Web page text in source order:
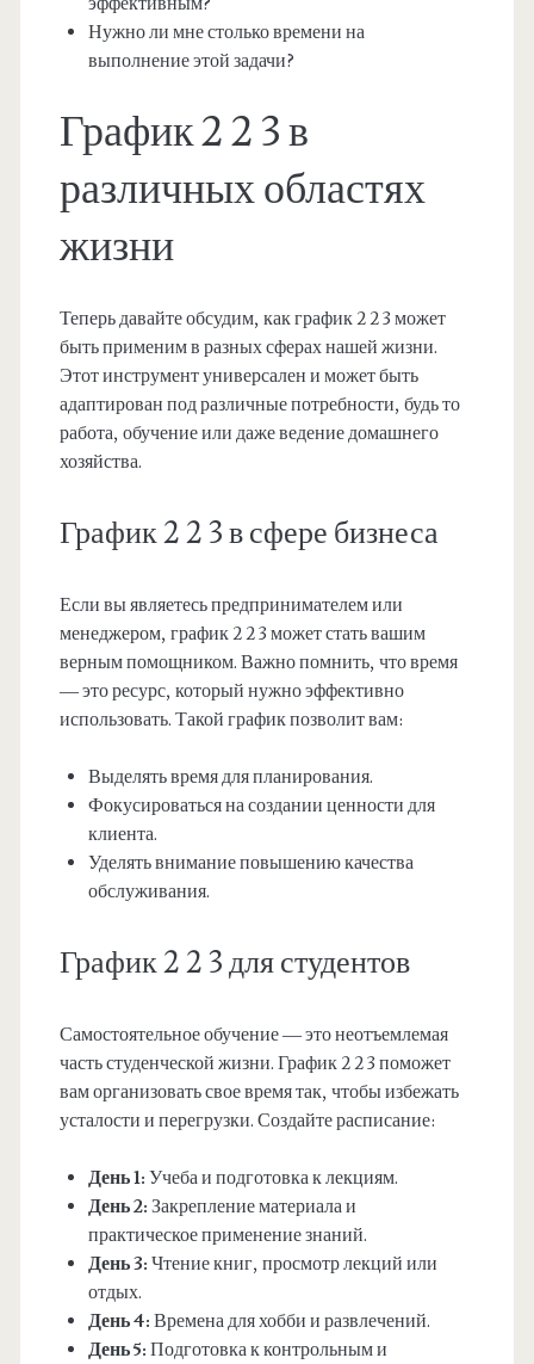
Нужно ли мне столько времени на
выполнение этой задачи?
График 2 2 3 в
различных областях
жизни
Теперь давайте обсудим, как график 2 2 3 может
быть применим в разных сферах нашей жизни.
Этот инструмент универсален и может быть
адаптирован под различные потребности, будь то
работа, обучение или даже ведение домашнего
хозяйства.
График 2 2 3 в сфере бизнеса
Если вы являетесь предпринимателем или
менеджером, график 2 2 3 может стать вашим
верным помощником. Важно помнить, что время
— это ресурс, который нужно эффективно
использовать. Такой график позволит вам:
Выделять время для планирования.
Фокусироваться на создании ценности для
клиента.
Уделять внимание повышению качества
обслуживания.
График 2 2 3 для студентов
Самостоятельное обучение — это неотъемлемая
часть студенческой жизни. График 2 2 3 поможет
вам организовать свое время так, чтобы избежать
усталости и перегрузки. Создайте расписание:
День 1: Учеба и подготовка к лекциям.
День 2: Закрепление материала и
практическое применение знаний.
День 3: Чтение книг, просмотр лекций или
отдых.
День 4: Времена для хобби и развлечений.
День 5: Подготовка к контрольным и